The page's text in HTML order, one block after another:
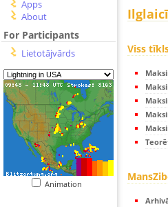
Apps
About
For Participants
Lietotājvārds
Animation
Viss